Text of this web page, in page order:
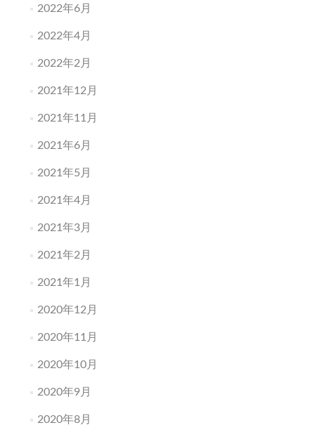
2022年6月
2022年4月
2022年2月
2021年12月
2021年11月
2021年6月
2021年5月
2021年4月
2021年3月
2021年2月
2021年1月
2020年12月
2020年11月
2020年10月
2020年9月
2020年8月